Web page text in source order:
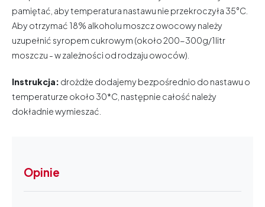
pamiętać, aby temperatura nastawu nie przekroczyła 35°C.
Aby otrzymać 18% alkoholu moszcz owocowy należy
uzupełnić syropem cukrowym (około 200-300g/1litr
moszczu - w zależności od rodzaju owoców).
Instrukcja: drożdże dodajemy bezpośrednio do nastawu o
temperaturze około 30*C, następnie całość należy
dokładnie wymieszać.
Opinie